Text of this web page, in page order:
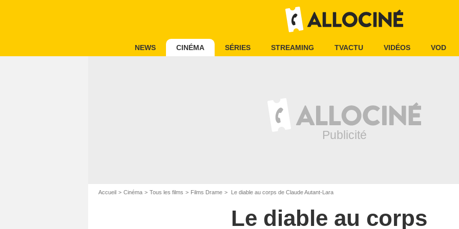
NEWS CINÉMA SÉRIES STREAMING TVACTU VIDÉOS VOD
Accueil Cinéma Tous les films Films Drame Le diable au corps de Claude Autant-Lara
Le diable au corps